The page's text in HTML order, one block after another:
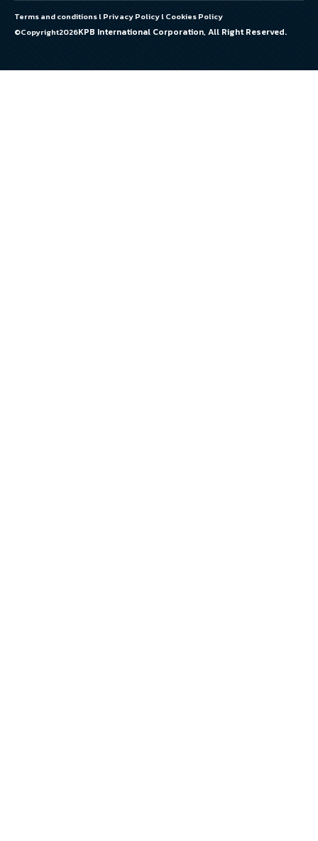
Terms and conditionslPrivacy PolicylCookies Policy
©Copyright2026KPB International Corporation, All Right Reserved.